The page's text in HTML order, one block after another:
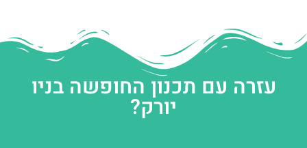
עזרה עם תכנון החופשה בניו
יורק?